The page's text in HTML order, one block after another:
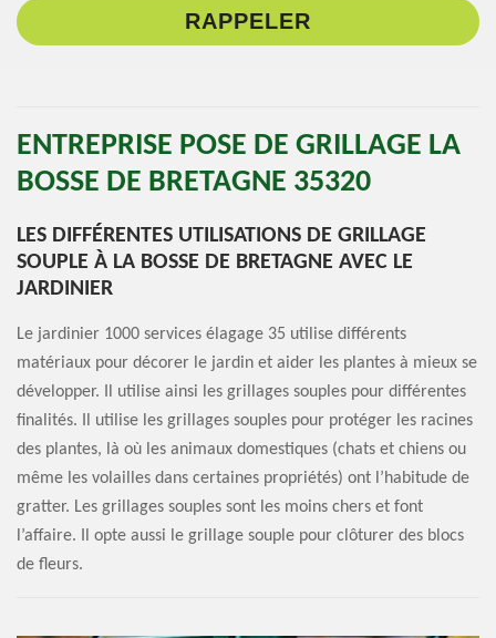
ENTREPRISE POSE DE GRILLAGE LA
BOSSE DE BRETAGNE 35320
LES DIFFÉRENTES UTILISATIONS DE GRILLAGE
SOUPLE À LA BOSSE DE BRETAGNE AVEC LE
JARDINIER
Le jardinier 1000 services élagage 35 utilise différents
matériaux pour décorer le jardin et aider les plantes à mieux se
développer. Il utilise ainsi les grillages souples pour différentes
finalités. Il utilise les grillages souples pour protéger les racines
des plantes, là où les animaux domestiques (chats et chiens ou
même les volailles dans certaines propriétés) ont l’habitude de
gratter. Les grillages souples sont les moins chers et font
l’affaire. Il opte aussi le grillage souple pour clôturer des blocs
de fleurs.